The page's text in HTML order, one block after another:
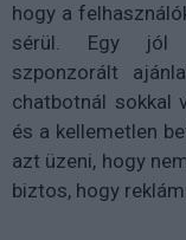
hogy a
sérül. Egy jól
szponzorált
chatbotnál sokkal
és a kellemetlen
azt üzeni, hogy
biztos, hogy